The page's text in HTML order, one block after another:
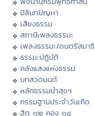
มิลินทปัญหา
เสียงธรรม
สถานีเพลงธรรมะ
เพลงธรรมะ/ดนตรีสมาธิ
ธรรมะปฏิบัติ
คลังแสงแห่งธรรม
บทสวดมนต์
หลักธรรมนำสุขฯ
กรรมฐานประจำวันเกิด
ฮีต ๑๒ คอง ๑๔